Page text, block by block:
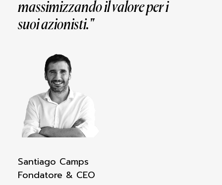
massimizzando il valore per i
suoiazionisti."
Santiago Camps
Fondatore & CEO